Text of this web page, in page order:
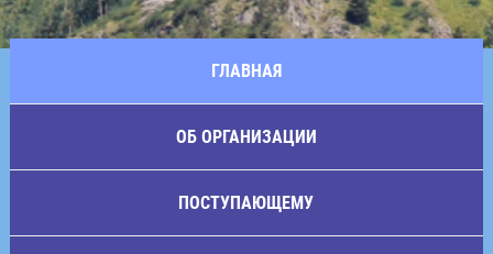
ГЛАВНАЯ
ОБ ОРГАНИЗАЦИИ
ПОСТУПАЮЩЕМУ